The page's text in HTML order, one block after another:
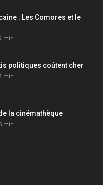
: Les Comores et le
min
politiques coûtent cher
min
la cinémathèque
min